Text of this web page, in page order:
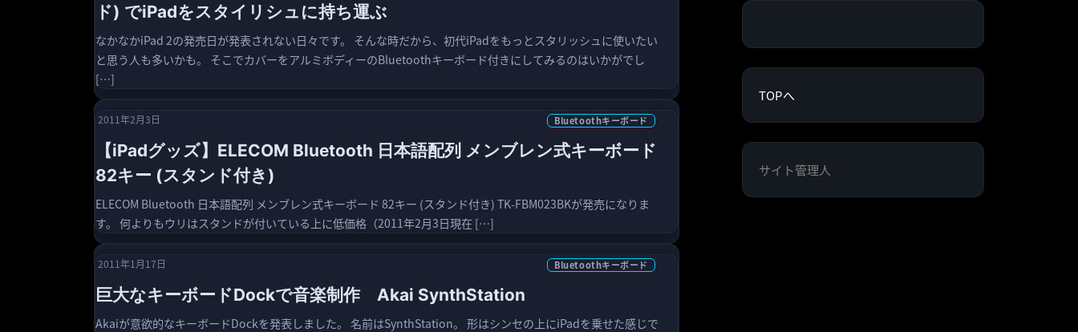
ド) でiPadをスタイリシュに持ち運ぶ
なかなかiPad 2の発売日が発表されない日々です。 そんな時だから、初代iPadをもっとスタリッシュに使いたい
と思う人も多いかも。 そこでカバーをアルミボディーのBluetoothキーボード付きにしてみるのはいかがでし
[…]
2011年2月3日 Bluetoothキーボード
【iPadグッズ】ELECOM Bluetooth 日本語配列 メンブレン式キーボード
82キー (スタンド付き)
ELECOM Bluetooth 日本語配列 メンブレン式キーボード 82キー (スタンド付き) TK-FBM023BKが発売になりま
す。 何よりもウリはスタンドが付いている上に低価格（2011年2月3日現在 […]
2011年1月17日 Bluetoothキーボード
巨大なキーボードDockで音楽制作 Akai SynthStation
Akaiが意欲的なキーボードDockを発表しました。 名前はSynthStation。 形はシンセの上にiPadを乗せた感じで
TOPへ
サイト管理人